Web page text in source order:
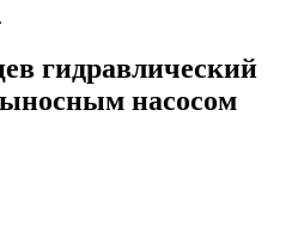
гидравлический
насосом